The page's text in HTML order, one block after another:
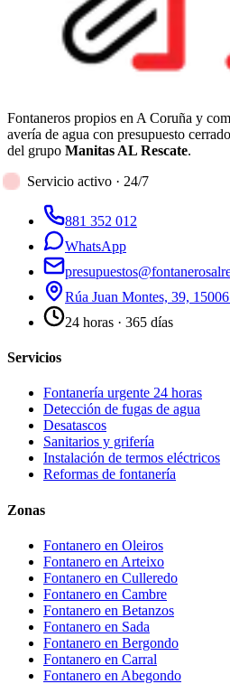
Fontaneros propios en A Coruña y
avería de agua con presupuesto
del grupo Manitas AL Rescate.
Servicio activo · 24/7
881 352 012
WhatsApp
Rúa Juan Montes, 39,
24 horas · 365 días
Servicios
Fontanería urgente 24 horas
Detección de fugas de agua
Desatascos
Sanitarios y grifería
Instalación de termos eléctricos
Reformas de fontanería
Zonas
Fontanero en Oleiros
Fontanero en Arteixo
Fontanero en Culleredo
Fontanero en Cambre
Fontanero en Betanzos
Fontanero en Sada
Fontanero en Bergondo
Fontanero en Carral
Fontanero en Abegondo